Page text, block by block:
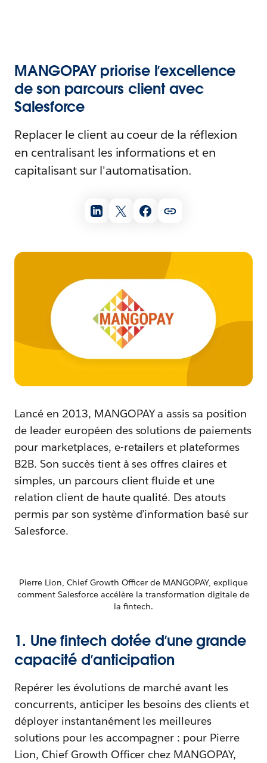
MANGOPAY priorise l’excellence
de son parcours client avec
Salesforce
Replacer le client au coeur de la réflexion
en centralisant les informations et en
capitalisant sur l'automatisation.
Lancé en 2013, MANGOPAY a assis sa position
de leader européen des solutions de paiements
pour marketplaces, e-retailers et plateformes
B2B. Son succès tient à ses offres claires et
simples, un parcours client fluide et une
relation client de haute qualité. Des atouts
permis par son système d’information basé sur
Salesforce.
Pierre Lion, Chief Growth Officer de MANGOPAY, explique
comment Salesforce accélère la transformation digitale de
la fintech.
1. Une fintech dotée d’une grande
capacité d’anticipation
Repérer les évolutions de marché avant les
concurrents, anticiper les besoins des clients et
déployer instantanément les meilleures
solutions pour les accompagner : pour Pierre
Lion, Chief Growth Officer chez MANGOPAY,